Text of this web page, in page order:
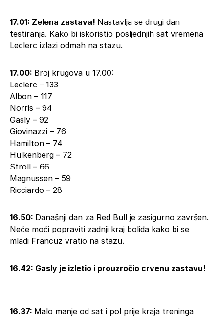
17.01: Zelena zastava! Nastavlja se drugi dan
testiranja. Kako bi iskoristio posljednjih sat vremena
Leclerc izlazi odmah na stazu.
17.00: Broj krugova u 17.00:
Leclerc – 133
Albon – 117
Norris – 94
Gasly – 92
Giovinazzi – 76
Hamilton – 74
Hulkenberg – 72
Stroll – 66
Magnussen – 59
Ricciardo – 28
16.50: Današnji dan za Red Bull je zasigurno završen.
Neće moći popraviti zadnji kraj bolida kako bi se
mladi Francuz vratio na stazu.
16.42: Gasly je izletio i prouzročio crvenu zastavu!
16.37: Malo manje od sat i pol prije kraja treninga